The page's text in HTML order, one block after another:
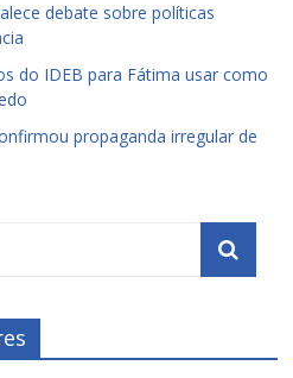
debate sobre políticas
do IDEB para Fátima usar como
propaganda irregular de